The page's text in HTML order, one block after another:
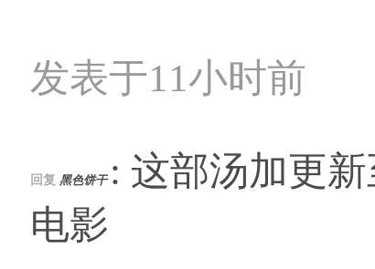
发表于11小时前
回复 黑色饼干 : 这部汤加更
电影